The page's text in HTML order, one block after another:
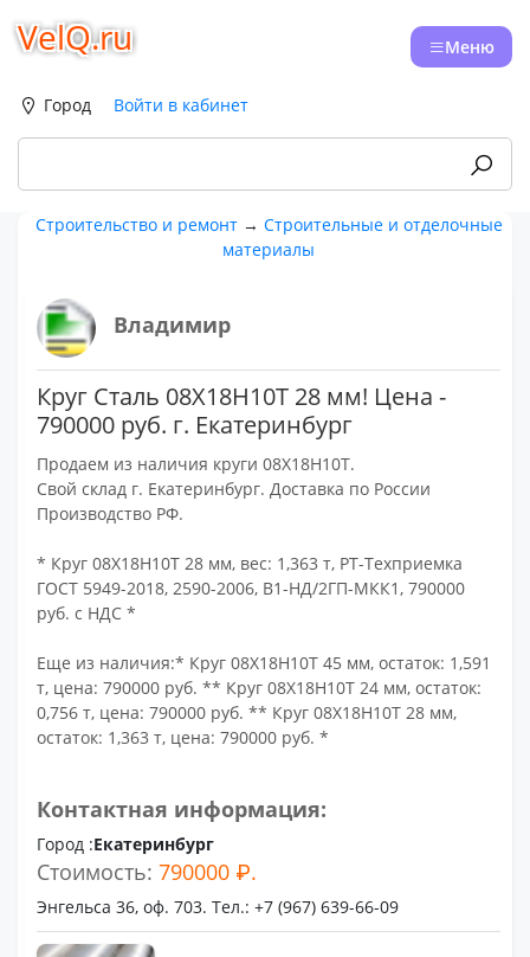
VelQ.ru Меню
Город Войти в кабинет
Строительство и ремонт→ Строительные и отделочные
материалы
Владимир
Круг Сталь 08Х18Н10Т 28 мм! Цена -
790000 руб. г. Екатеринбург
Продаем из наличия круги 08Х18Н10Т.
Свой склад г. Екатеринбург. Доставка по России
Производство РФ.
* Круг 08Х18Н10Т 28 мм, вес: 1,363 т, РТ-Техприемка
ГОСТ 5949-2018, 2590-2006, В1-НД/2ГП-МКК1, 790000
руб. с НДС *
Еще из наличия:* Круг 08Х18Н10Т 45 мм, остаток: 1,591
т, цена: 790000 руб. ** Круг 08Х18Н10Т 24 мм, остаток:
0,756 т, цена: 790000 руб. ** Круг 08Х18Н10Т 28 мм,
остаток: 1,363 т, цена: 790000 руб. *
Контактная информация:
Город :Екатеринбург
Стоимость:790000 ₽.
Энгельса 36, оф. 703. Тел.: +7 (967) 639-66-09